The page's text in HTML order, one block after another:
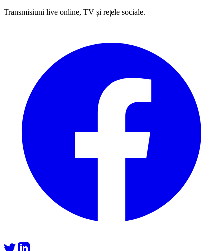
Transmisiuni live online, TV și rețele sociale.